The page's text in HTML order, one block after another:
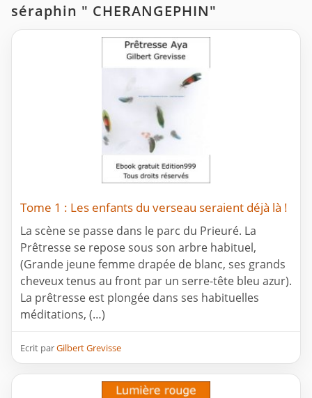
séraphin " CHERANGEPHIN"
Tome 1 : Les enfants du verseau seraient déjà là !
La scène se passe dans le parc du Prieuré. La
Prêtresse se repose sous son arbre habituel,
(Grande jeune femme drapée de blanc, ses grands
cheveux tenus au front par un serre-tête bleu azur).
La prêtresse est plongée dans ses habituelles
méditations, (…)
Ecrit parGilbert Grevisse